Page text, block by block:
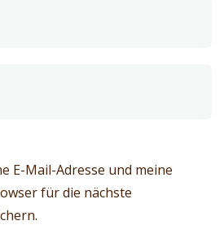
E-Mail-Adresse und meine
für die nächste